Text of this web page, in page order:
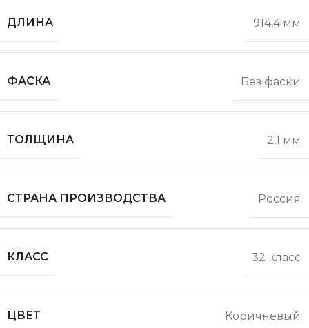
ДЛИНА 914,4 мм
ФАСКА Без фаски
ТОЛЩИНА 2,1 мм
СТРАНА ПРОИЗВОДСТВА Россия
КЛАСС 32 класс
ЦВЕТ Коричневый